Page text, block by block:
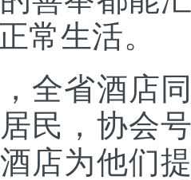
常生活。
全省酒店
民，协会
店为他们